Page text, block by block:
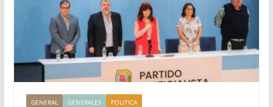
GENERAL GENERALES POLITICA